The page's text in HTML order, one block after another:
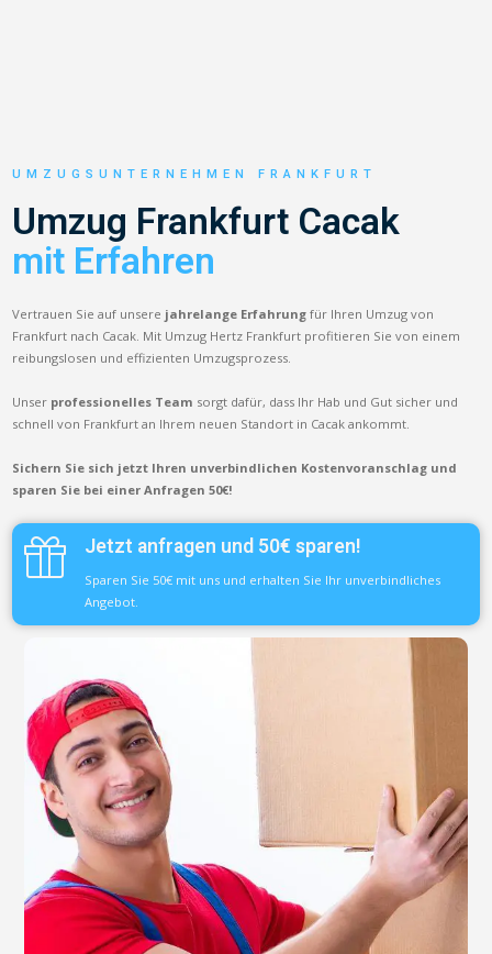
UMZUGSUNTERNEHMEN FRANKFURT
Umzug Frankfurt Cacak
mit Erfahren
Vertrauen Sie auf unsere jahrelange Erfahrung für Ihren Umzug von
Frankfurt nach Cacak. Mit Umzug Hertz Frankfurt profitieren Sie von einem
reibungslosen und effizienten Umzugsprozess.
Unser professionelles Team sorgt dafür, dass Ihr Hab und Gut sicher und
schnell von Frankfurt an Ihrem neuen Standort in Cacak ankommt.
Sichern Sie sich jetzt Ihren unverbindlichen Kostenvoranschlag und
sparen Sie bei einer Anfragen 50€!
Jetzt anfragen und 50€ sparen!
Sparen Sie 50€ mit uns und erhalten Sie Ihr unverbindliches
Angebot.